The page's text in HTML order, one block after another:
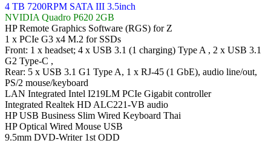
4 TB 7200RPM SATA III 3.5inch
NVIDIA Quadro P620 2GB
HP Remote Graphics Software (RGS) for Z
1 x PCIe G3 x4 M.2 for SSDs
Front: 1 x headset; 4 x USB 3.1 (1 charging) Type A , 2 x USB 3.1
G2 Type-C ,
Rear: 5 x USB 3.1 G1 Type A, 1 x RJ-45 (1 GbE), audio line/out,
PS/2 mouse/keyboard
LAN Integrated Intel I219LM PCIe Gigabit controller
Integrated Realtek HD ALC221-VB audio
HP USB Business Slim Wired Keyboard Thai
HP Optical Wired Mouse USB
9.5mm DVD-Writer 1st ODD